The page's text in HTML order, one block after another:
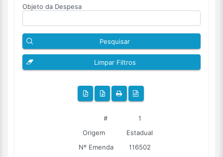
Objeto da Despesa
Pesquisar
Limpar Filtros
#
1
Origem
Estadual
Nº Emenda
116502